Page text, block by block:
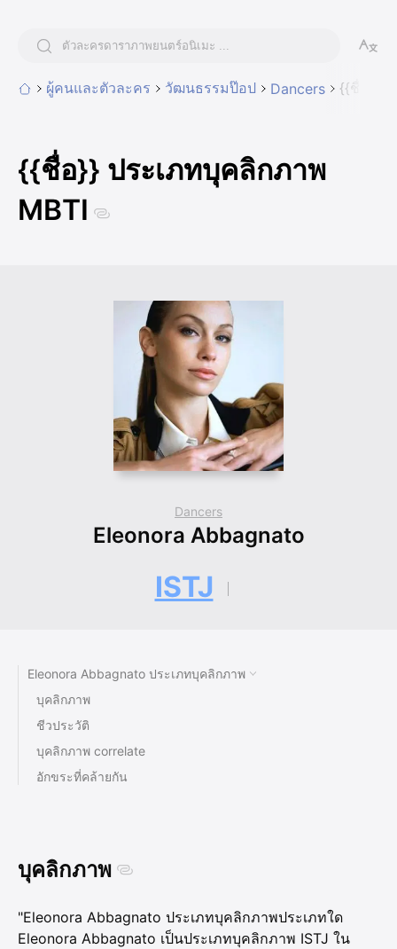
ผู้คนและตัวละคร วัฒนธรรมป๊อป Dancers {{ชื่อ}} ป
{{ชื่อ}} ประเภทบุคลิกภาพ
MBTI
Dancers
Eleonora Abbagnato
ISTJ
Eleonora Abbagnato ประเภทบุคลิกภาพ
บุคลิกภาพ
ชีวประวัติ
บุคลิกภาพ correlate
อักขระที่คล้ายกัน
บุคลิกภาพ
"Eleonora Abbagnato ประเภทบุคลิกภาพประเภทใด
Eleonora Abbagnato เป็นประเภทบุคลิกภาพ ISTJ ใน